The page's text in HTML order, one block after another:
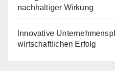
nachhaltiger Wirkung
Innovative
wirtschaftlichen Erfolg